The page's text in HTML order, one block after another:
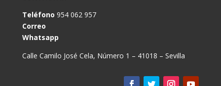
Teléfono 954 062 957
Correo
Whatsapp
Calle Camilo José Cela, Número 1 – 41018 – Sevilla